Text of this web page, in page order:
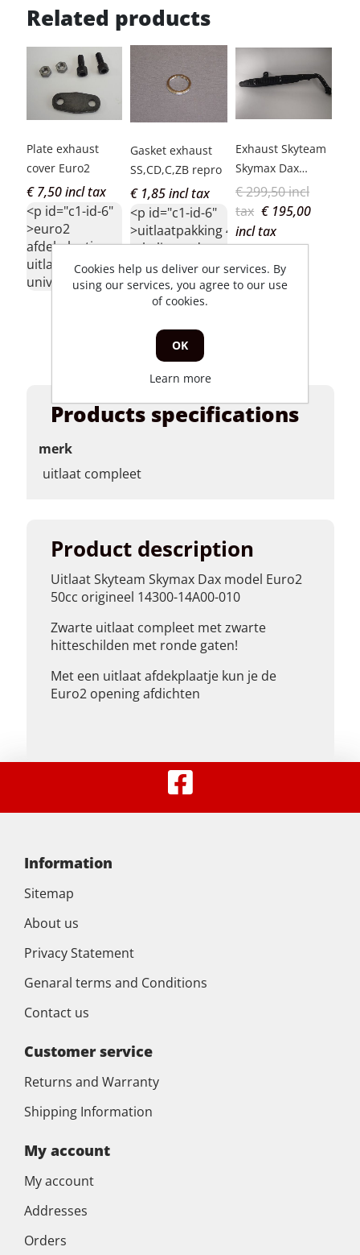
Product description
Uitlaat Skyteam Skymax Dax model Euro2
50cc origineel 14300-14A00-010
Zwarte uitlaat compleet met zwarte
hitteschilden met ronde gaten!
Met een uitlaat afdekplaatje kun je de
Euro2 opening afdichten
Products specifications
merk
uitlaat compleet
Related products
Plate exhaust
cover Euro2
€ 7,50 incl tax
<p id="c1-id-6"
>euro2
afdekplaatje
uitlaat
universeel</p>
Gasket exhaust
SS,CD,C,ZB repro
€ 1,85 incl tax
<p id="c1-id-6"
>uitlaatpakking 4-
takt liggende en
staande cilinder repro</p>
Exhaust Skyteam
Skymax Dax
Euro2 50cc
€ 299,50 incl
tax € 195,00
incl tax
Information
Sitemap
About us
Privacy Statement
Genaral terms and Conditions
Contact us
Customer service
Returns and Warranty
Shipping Information
My account
My account
Addresses
Orders
Cookies help us deliver our services. By
using our services, you agree to our use
of cookies.
OK
Learn more